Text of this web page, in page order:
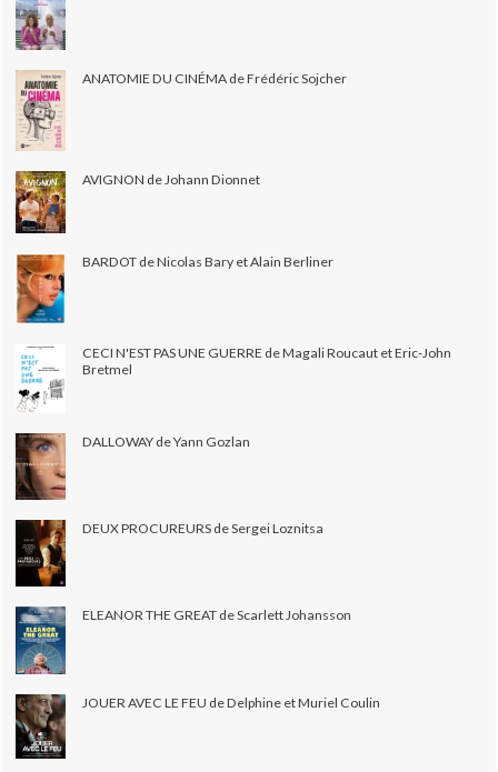
ANATOMIE DU CINÉMA de Frédéric Sojcher
AVIGNON de Johann Dionnet
BARDOT de Nicolas Bary et Alain Berliner
CECI N'EST PAS UNE GUERRE de Magali Roucaut et Eric-John
Bretmel
DALLOWAY de Yann Gozlan
DEUX PROCUREURS de Sergei Loznitsa
ELEANOR THE GREAT de Scarlett Johansson
JOUER AVEC LE FEU de Delphine et Muriel Coulin